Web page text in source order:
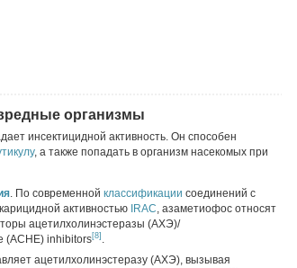
организмы
инсектицидной активность. Он способен
, а также попадать в организм насекомых при
. По современной классификации соединений с
активностью IRAC, азаметиофос относят
ацетилхолинэстеразы (АХЭ)/
(ACHE) inhibitors[8] .
ацетилхолинэстеразу (АХЭ), вызывая